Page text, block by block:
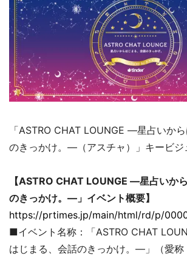
「ASTRO CHAT LOUNGE ―星占いか
のきっかけ。―（アスチャ）」キービジ
【ASTRO CHAT LOUNGE ―星占いか
のきっかけ。―」イベント概要】
https://prtimes.jp/main/html/rd/p/
■イベント名称：「ASTRO CHAT
はじまる、会話のきっかけ。―」（愛称